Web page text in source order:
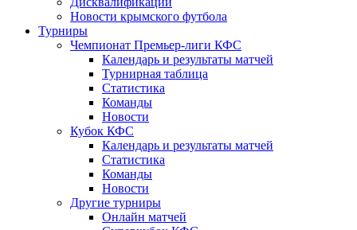
Новости крымского футбола
Турниры
Чемпионат Премьер-лиги КФС
Календарь и результаты матчей
Турнирная таблица
Статистика
Команды
Новости
Кубок КФС
Календарь и результаты матчей
Статистика
Команды
Новости
Другие турниры
Онлайн матчей